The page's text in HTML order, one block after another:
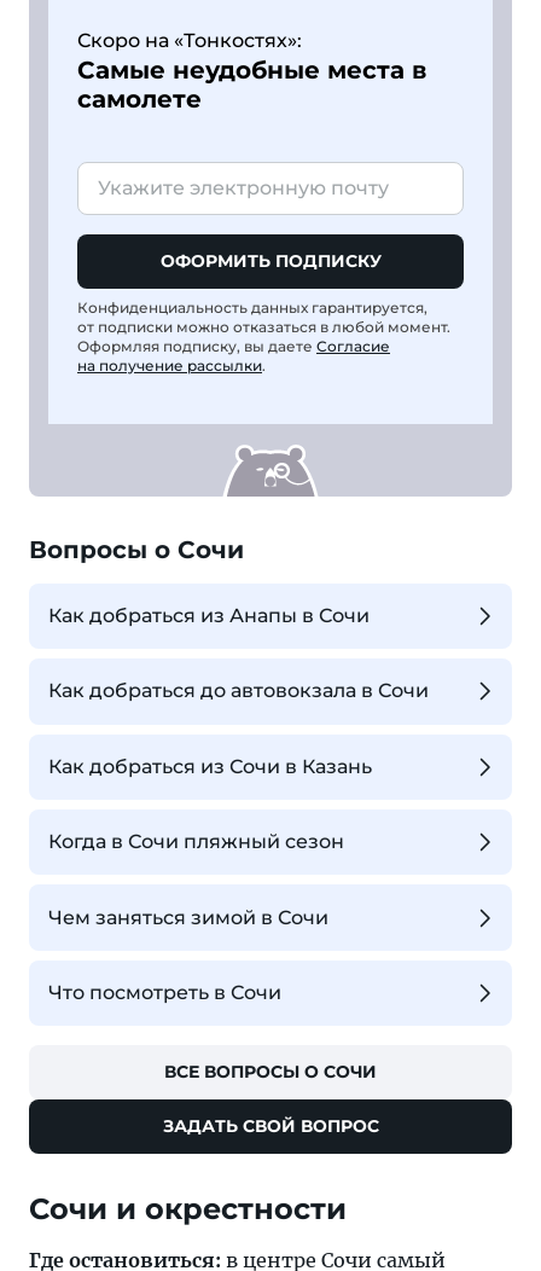
Скоро на «Тонкостях»:
Самые неудобные места в
самолете
ОФОРМИТЬ ПОДПИСКУ
Конфиденциальность данных гарантируется,
от подписки можно отказаться в любой момент.
Оформляя подписку, вы даете Согласие
на получение рассылки.
Вопросы о Сочи
Как добраться из Анапы в Сочи
Как добраться до автовокзала в Сочи
Как добраться из Сочи в Казань
Когда в Сочи пляжный сезон
Чем заняться зимой в Сочи
Что посмотреть в Сочи
ВСЕ ВОПРОСЫ О СОЧИ
ЗАДАТЬ СВОЙ ВОПРОС
Где остановиться: в центре Сочи самый